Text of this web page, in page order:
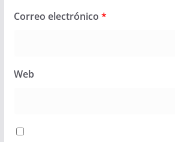
Correo electrónico *
Web